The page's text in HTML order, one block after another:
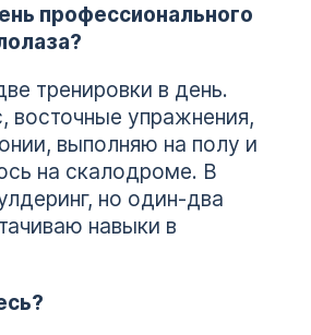
профессионального
тренировки в день.
восточные упражнения,
выполняю на полу и
на скалодроме. В
но один-два
навыки в